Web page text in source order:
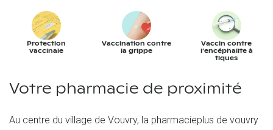
Protection
vaccinale
Vaccination contre
la grippe
Vaccin contre
l’encéphalite à
tiques
Votre pharmacie de proximité
Au centre du village de Vouvry, la pharmacieplus de vouvry